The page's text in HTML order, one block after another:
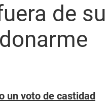
de su
un voto de castidad